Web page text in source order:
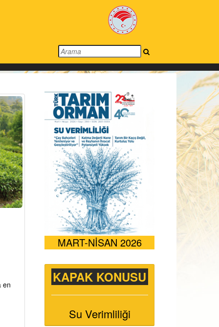
en
MART-NİSAN 2026
KAPAK KONUSU
Su Verimliliği